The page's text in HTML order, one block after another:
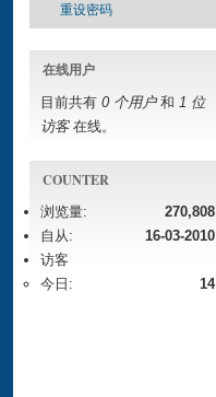
重设密码
在线用户
目前共有 0 个用户和 1 位
访客在线。
COUNTER
浏览量:
270,808
自从:
16-03-2010
访客
今日:
14